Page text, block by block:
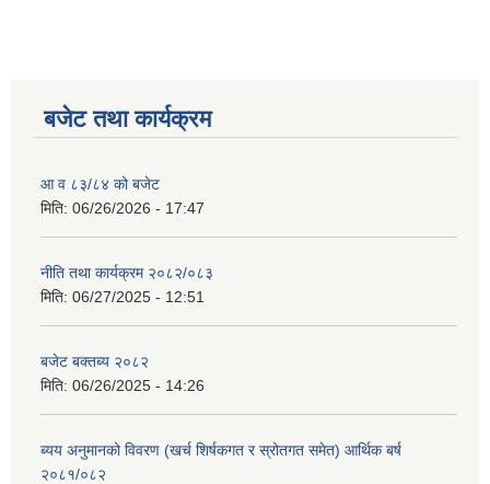
बजेट तथा कार्यक्रम
आ व ८३/८४ को बजेट
मिति: 06/26/2026 - 17:47
नीति तथा कार्यक्रम २०८२/०८३
मिति: 06/27/2025 - 12:51
बजेट बक्तब्य २०८२
मिति: 06/26/2025 - 14:26
ब्यय अनुमानको विवरण (खर्च शिर्षकगत र स्रोतगत समेत) आर्थिक बर्ष
२०८१/०८२